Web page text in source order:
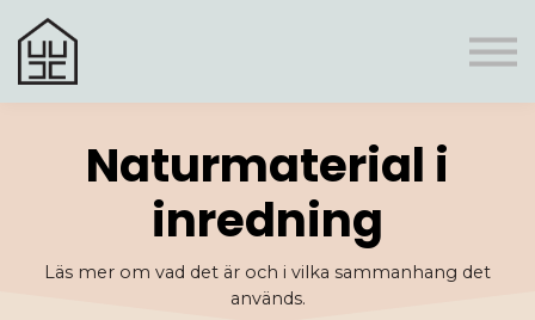
Logga In
Naturmaterial i
inredning
Läs mer om vad det är och i vilka sammanhang det
används.